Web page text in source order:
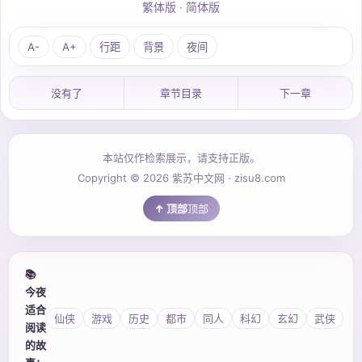
繁体版 · 简体版
A- A+ 行距 背景 夜间
没有了 章节目录 下一章
本站仅作检索展示，请支持正版。
Copyright © 2026 紫苏中文网 · zisu8.com
顶部
📚
今夜
适合
阅读
的故
仙侠 游戏 历史 都市 同人 科幻 玄幻 武侠